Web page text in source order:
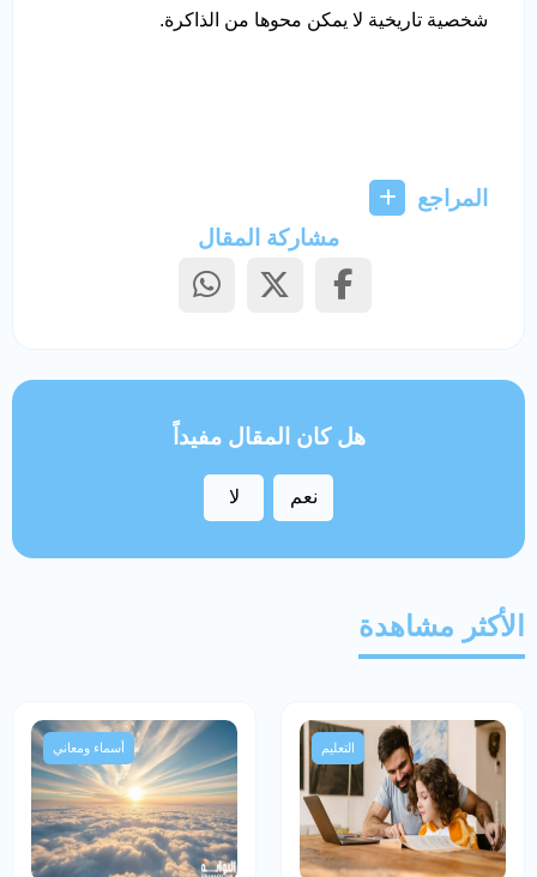
شخصية تاريخية لا يمكن محوها من الذاكرة.
المراجع
مشاركة المقال
هل كان المقال مفيداً
نعم لا
الأكثر مشاهدة
التعليم أسماء ومعاني